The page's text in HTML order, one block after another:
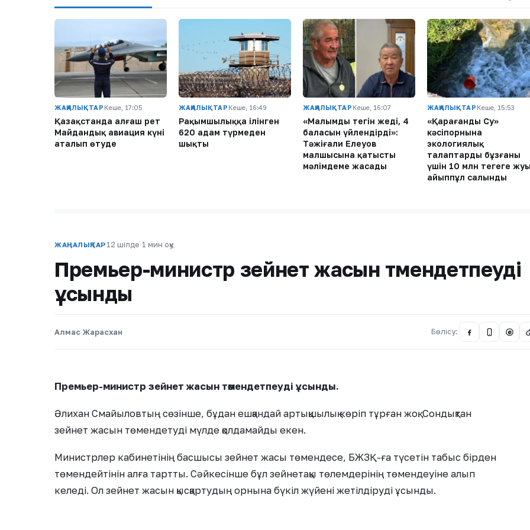
ЖАҢАЛЫҚТАР Кеше, 17:05
Қазақстанда алғаш рет
Майдандық авиация күні
аталып өтуде
ЖАҢАЛЫҚТАР Кеше, 16:49
Рақымшылыққа ілінген
620 адам түрмеден
шықты
ЖАҢАЛЫҚТАР Кеше, 16:07
«Малымды тегін жеді, 4
баласын үйлендірді»:
Тәжіғали Елеуов
малшысына қатысты
мәлімдеме жасады
ЖАҢАЛЫҚТАР Кеше, 15:53
«Қарағанды Су»
кәсіпорнына
экологиялық
талаптарды бұзғаны
үшін 10 млн теңгеге
айыппұл салынды
ЖАҢАЛЫҚТАР 12 шілде·1 мин оқу
Премьер-министр зейнет жасын төмендетпеуді
ұсынды
Алмас Жарасхан Бөлісу: @
Премьер-министр зейнет жасын төмендетпеуді ұсынды.
Әлихан Смайыловтың сөзінше, бұдан ешқандай артықшылық көріп тұрған жоқ. Сондықтан
зейнет жасын төмендетуді мүлде қолдамайды екен.
Министрлер кабинетінің басшысы зейнет жасы төмендесе, БЖЗҚ-ға түсетін табыс бірден
төмендейтінін алға тартты. Сәйкесінше бұл зейнетақы төлемдерінің төмендеуіне алып
келеді. Ол зейнет жасын қысқартудың орнына бүкіл жүйені жетілдіруді ұсынды.